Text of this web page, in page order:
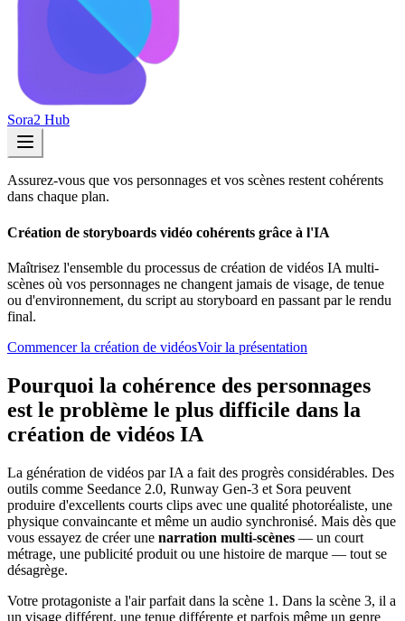
Sora2 Hub
Assurez-vous que vos personnages et vos scènes restent cohérents
dans chaque plan.
Création de storyboards vidéo cohérents grâce à l'IA
Maîtrisez l'ensemble du processus de création de vidéos IA multi-
scènes où vos personnages ne changent jamais de visage, de tenue
ou d'environnement, du script au storyboard en passant par le rendu
final.
Commencer la création de vidéosVoir la présentation
Pourquoi la cohérence des personnages
est le problème le plus difficile dans la
création de vidéos IA
La génération de vidéos par IA a fait des progrès considérables. Des
outils comme Seedance 2.0, Runway Gen-3 et Sora peuvent
produire d'excellents courts clips avec une qualité photoréaliste, une
physique convaincante et même un audio synchronisé. Mais dès que
vous essayez de créer une narration multi-scènes — un court
métrage, une publicité produit ou une histoire de marque — tout se
désagrège.
Votre protagoniste a l'air parfait dans la scène 1. Dans la scène 3, il a
un visage différent, une tenue différente et parfois même un genre